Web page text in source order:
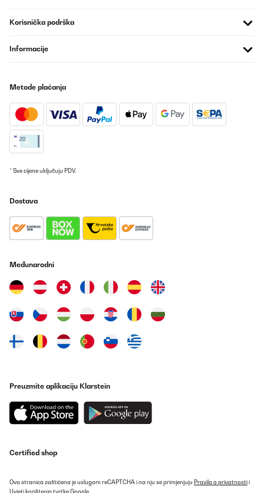
Korisnička podrška
Informacije
Metode plaćanja
* Sve cijene uključuju PDV.
Dostava
Međunarodni
Preuzmite aplikaciju Klarstein
Certified shop
Ova stranica zaštićena je uslugom reCAPTCHA i na nju se primjenjuju Pravila o privatnostii
Uvjeti korištenja tvrtke Google.